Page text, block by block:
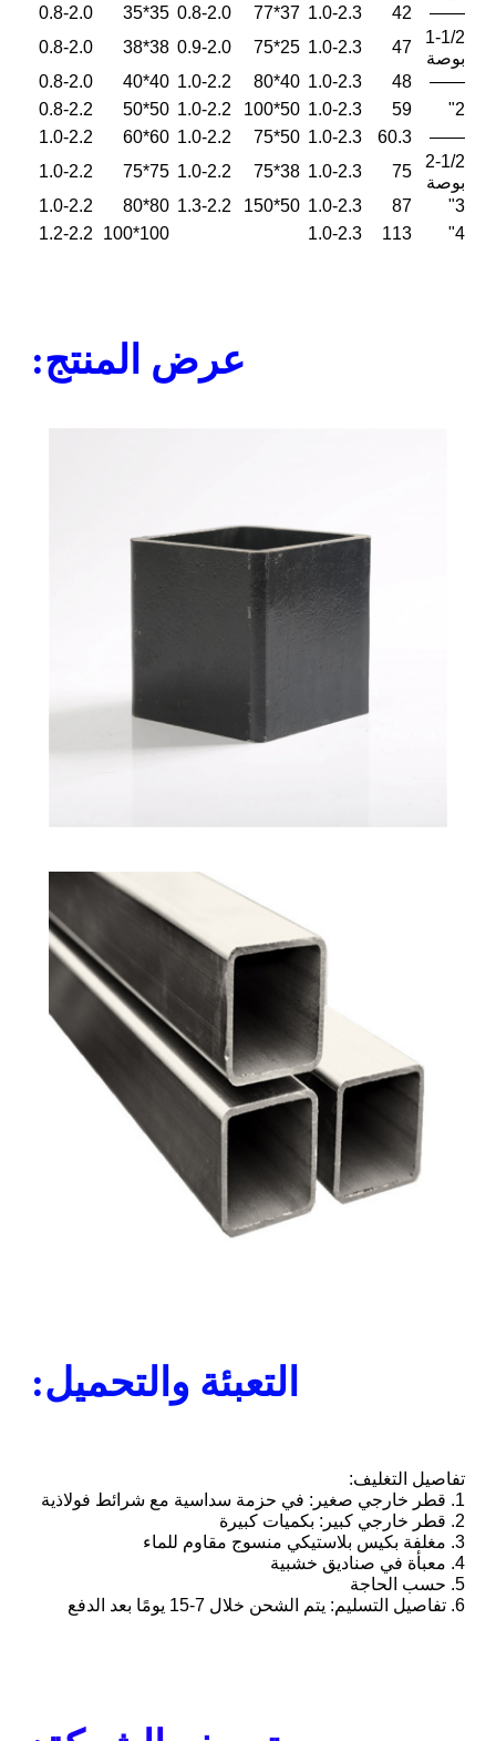
——
42
1.0-2.3
37*77
0.8-2.0
35*35
0.8-2.0
1-1/2
بوصة
47
1.0-2.3
25*75
0.9-2.0
38*38
0.8-2.0
——
48
1.0-2.3
40*80
1.0-2.2
40*40
0.8-2.0
2"
59
1.0-2.3
50*100
1.0-2.2
50*50
0.8-2.2
——
60.3
1.0-2.3
50*75
1.0-2.2
60*60
1.0-2.2
2-1/2
بوصة
75
1.0-2.3
38*75
1.0-2.2
75*75
1.0-2.2
3"
87
1.0-2.3
50*150
1.3-2.2
80*80
1.0-2.2
4"
113
1.0-2.3
100*100
1.2-2.2
عرض المنتج:
التعبئة والتحميل:
تفاصيل التغليف:
1. قطر خارجي صغير: في حزمة سداسية مع شرائط فولاذية
2. قطر خارجي كبير: بكميات كبيرة
3. مغلفة بكيس بلاستيكي منسوج مقاوم للماء
4. معبأة في صناديق خشبية
5. حسب الحاجة
6. تفاصيل التسليم: يتم الشحن خلال 7-15 يومًا بعد الدفع